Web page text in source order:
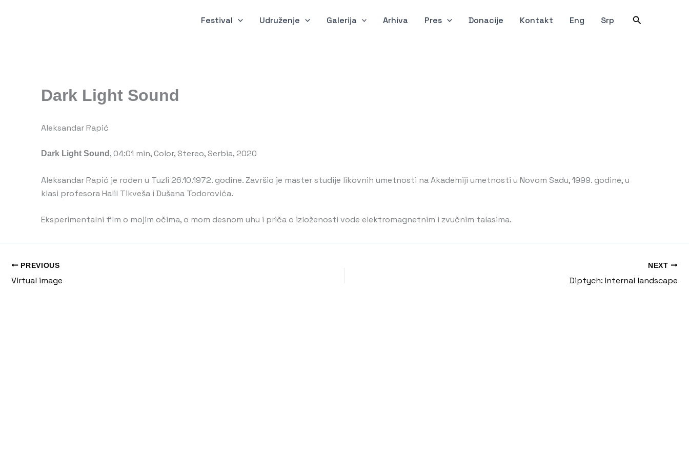
Festival Udruženje Galerija Arhiva Pres Donacije Kontakt Eng Srp Претрага
Dark Light Sound
Aleksandar Rapić
Dark Light Sound, 04:01 min, Color, Stereo, Serbia, 2020
Aleksandar Rapić je rođen u Tuzli 26.10.1972. godine. Završio je master studije likovnih umetnosti na Akademiji umetnosti u Novom Sadu, 1999. godine, u
klasi profesora Halil Tikveša i Dušana Todorovića.
Eksperimentalni film o mojim očima, o mom desnom uhu i priča o izloženosti vode elektromagnetnim i zvučnim talasima.
PREVIOUS
Virtual image
NEXT
Diptych: Internal landscape